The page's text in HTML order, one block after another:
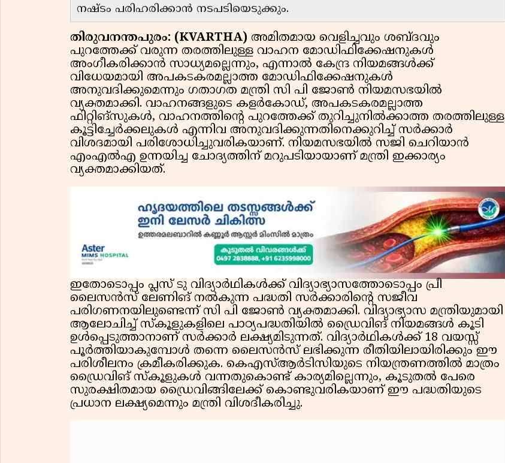
നഷ്ടം പരിഹരിക്കാൻ നടപടിയെടുക്കും.
തിരുവനന്തപുരം: (KVARTHA) അമിതമായ വെളിച്ചവും ശബ്ദവും
പുറത്തേക്ക് വരുന്ന തരത്തിലുള്ള വാഹന മോഡിഫിക്കേഷനുകൾ
അംഗീകരിക്കാൻ സാധ്യമല്ലെന്നും, എന്നാൽ കേന്ദ്ര നിയമങ്ങൾക്ക്
വിധേയമായി അപകടകരമല്ലാത്ത മോഡിഫിക്കേഷനുകൾ
അനുവദിക്കുമെന്നും ഗതാഗത മന്ത്രി സി പി ജോൺ നിയമസഭയിൽ
വ്യക്തമാക്കി. വാഹനങ്ങളുടെ കളർകോഡ്, അപകടകരമല്ലാത്ത
ഫിറ്റിങ്സുകൾ, വാഹനത്തിൻ്റെ പുറത്തേക്ക് തുറിച്ചുനിൽക്കാത്ത തരത്തിലുള്ള
കൂട്ടിച്ചേർക്കലുകൾ എന്നിവ അനുവദിക്കുന്നതിനെക്കുറിച്ച് സർക്കാർ
വിശദമായി പരിശോധിച്ചുവരികയാണ്. നിയമസഭയിൽ സജി ചെറിയാൻ
എംഎൽഎ ഉന്നയിച്ച ചോദ്യത്തിന് മറുപടിയായാണ് മന്ത്രി ഇക്കാര്യം
വ്യക്തമാക്കിയത്.
ഇതോടൊപ്പം പ്ലസ് ടു വിദ്യാർഥികൾക്ക് വിദ്യാഭ്യാസത്തോടൊപ്പം പ്രീ
ലൈസൻസ് ലേണിങ് നൽകുന്ന പദ്ധതി സർക്കാരിൻ്റെ സജീവ
പരിഗണനയിലുണ്ടെന്ന് സി പി ജോൺ വ്യക്തമാക്കി. വിദ്യാഭ്യാസ മന്ത്രിയുമായി
ആലോചിച്ച് സ്കൂളുകളിലെ പാഠ്യപദ്ധതിയിൽ ഡ്രൈവിങ് നിയമങ്ങൾ കൂടി
ഉൾപ്പെടുത്താനാണ് സർക്കാർ ലക്ഷ്യമിടുന്നത്. വിദ്യാർഥികൾക്ക് 18 വയസ്സ്
പൂർത്തിയാകുമ്പോൾ തന്നെ ലൈസൻസ് ലഭിക്കുന്ന രീതിയിലായിരിക്കും ഈ
പരിശീലനം ക്രമീകരിക്കുക. കെഎസ്ആർടിസിയുടെ നിയന്ത്രണത്തിൽ മാത്രം
ഡ്രൈവിങ് സ്കൂളുകൾ വന്നതുകൊണ്ട് കാര്യമില്ലെന്നും, കൂടുതൽ പേരെ
സുരക്ഷിതമായ ഡ്രൈവിങ്ങിലേക്ക് കൊണ്ടുവരികയാണ് ഈ പദ്ധതിയുടെ
പ്രധാന ലക്ഷ്യമെന്നും മന്ത്രി വിശദീകരിച്ചു.